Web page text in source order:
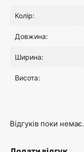
Колір:
Довжина:
Ширина:
Висота:
Відгуків поки немає.